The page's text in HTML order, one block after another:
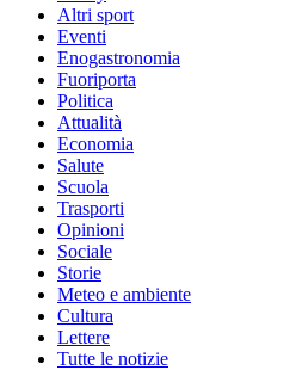
Altri sport
Eventi
Enogastronomia
Fuoriporta
Politica
Attualità
Economia
Salute
Scuola
Trasporti
Opinioni
Sociale
Storie
Meteo e ambiente
Cultura
Lettere
Tutte le notizie